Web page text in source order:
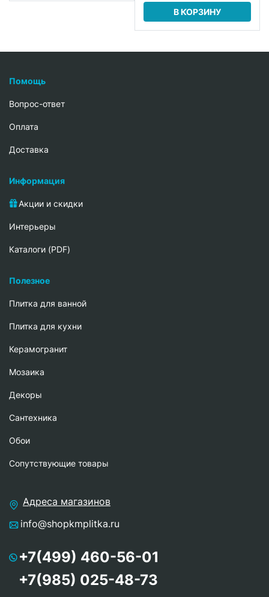
В КОРЗИНУ
Помощь
Вопрос-ответ
Oплата
Доставка
Информация
Акции и скидки
Интерьеры
Каталоги (PDF)
Полезное
Плитка для ванной
Плитка для кухни
Керамогранит
Мозаика
Декоры
Сантехника
Обои
Сопутствующие товары
Адреса магазинов
info@shopkmplitka.ru
+7(499) 460-56-01
+7(985) 025-48-73